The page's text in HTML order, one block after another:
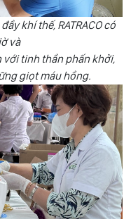
khí thế, RATRACO có
và
tinh thần phấn khởi,
giọt máu hồng.